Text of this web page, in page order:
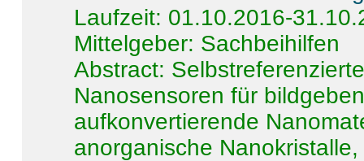
Laufzeit: 01.10.2016-
Mittelgeber: Sachbeihilfen
Abstract:
Nanosensoren für
aufkonvertierende
anorganische